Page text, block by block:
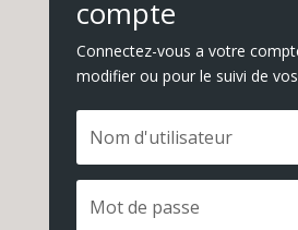
compte
Connectez-vous a votre
modifier ou pour le suivi de